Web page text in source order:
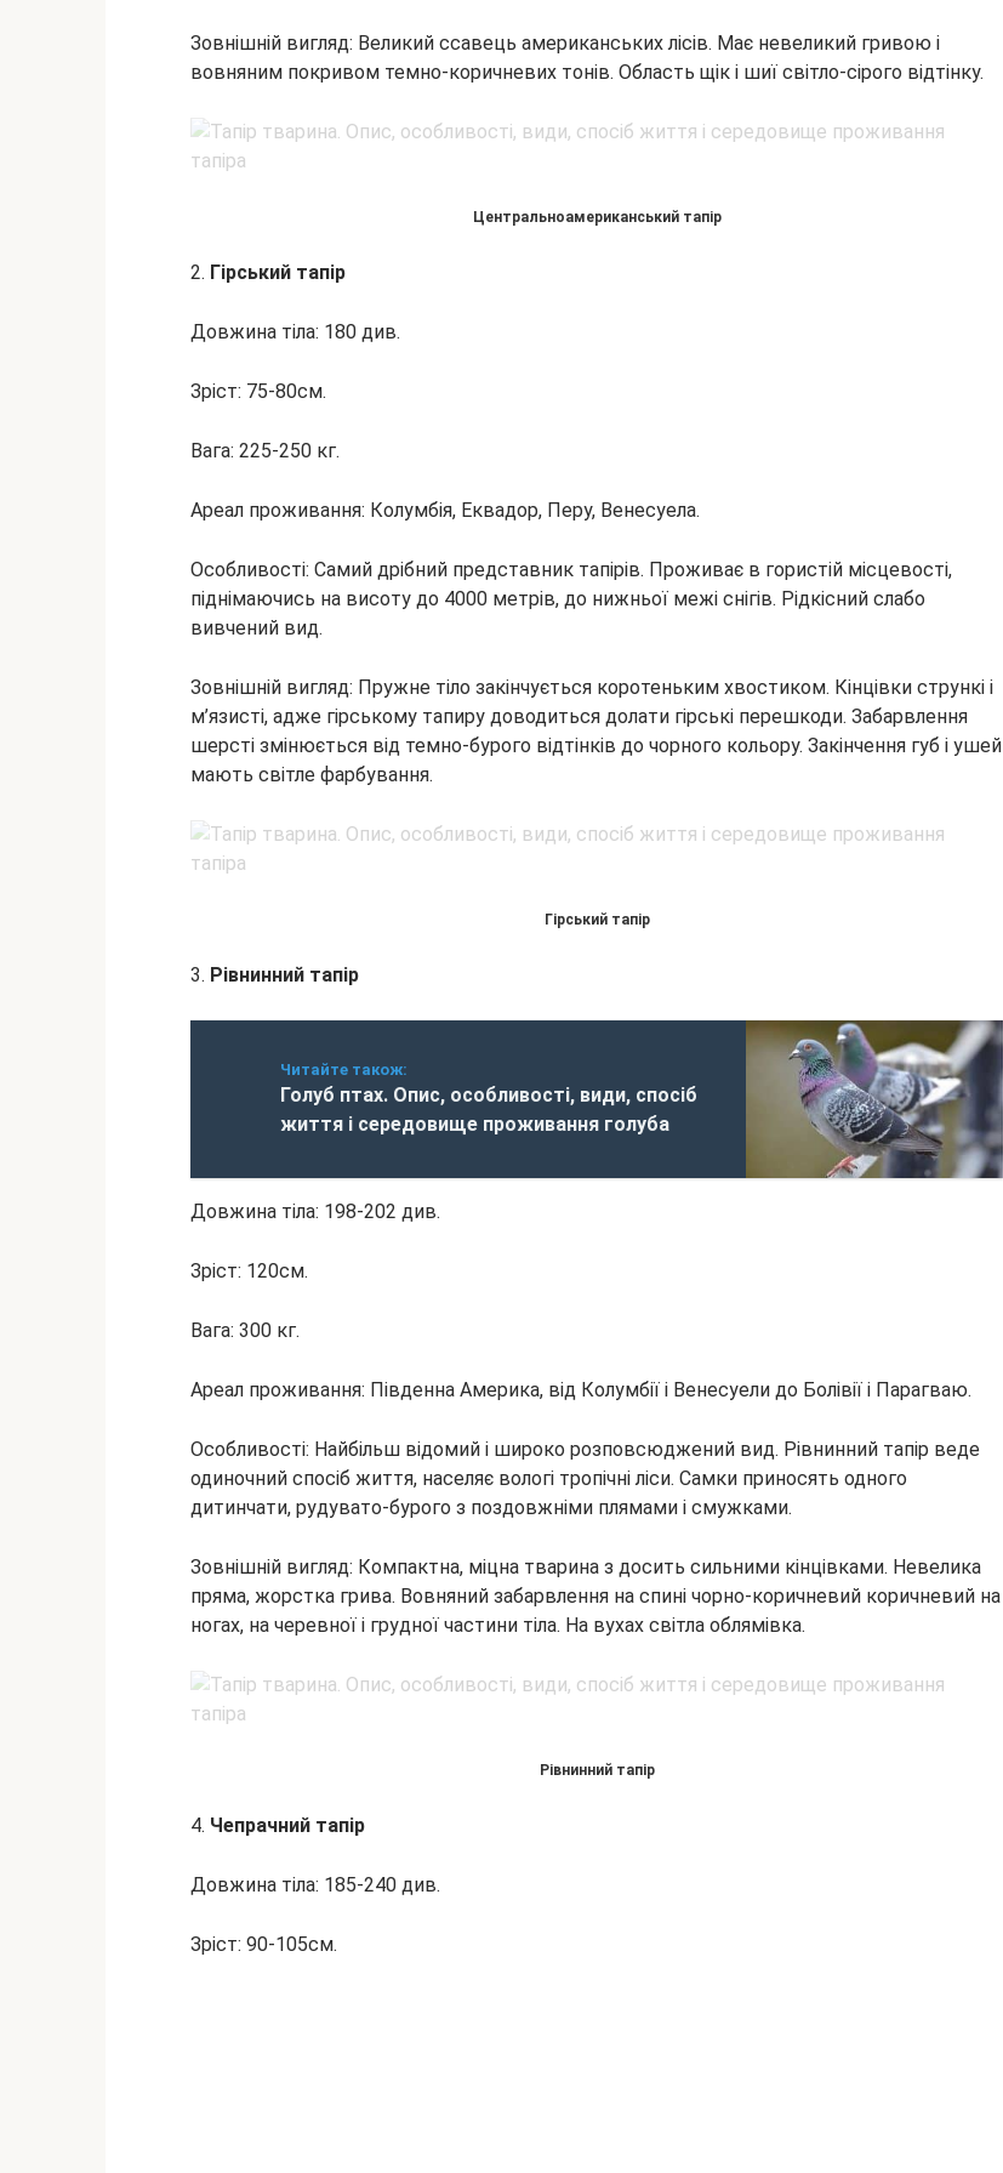
Зовнішній вигляд: Великий ссавець американських лісів. Має невеликий гривою і
вовняним покривом темно-коричневих тонів. Область щік і шиї світло-сірого відтінку.
Центральноамериканський тапір
2. Гірський тапір
Довжина тіла: 180 див.
Зріст: 75-80см.
Вага: 225-250 кг.
Ареал проживання: Колумбія, Еквадор, Перу, Венесуела.
Особливості: Самий дрібний представник тапірів. Проживає в гористій місцевості,
піднімаючись на висоту до 4000 метрів, до нижньої межі снігів. Рідкісний слабо
вивчений вид.
Зовнішній вигляд: Пружне тіло закінчується коротеньким хвостиком. Кінцівки стрункі і
м’язисті, адже гірському тапиру доводиться долати гірські перешкоди. Забарвлення
шерсті змінюється від темно-бурого відтінків до чорного кольору. Закінчення губ і ушей
мають світле фарбування.
Гірський тапір
3. Рівнинний тапір
Читайте також:
Голуб птах. Опис, особливості, види, спосіб
життя і середовище проживання голуба
Довжина тіла: 198-202 див.
Зріст: 120см.
Вага: 300 кг.
Ареал проживання: Південна Америка, від Колумбії і Венесуели до Болівії і Парагваю.
Особливості: Найбільш відомий і широко розповсюджений вид. Рівнинний тапір веде
одиночний спосіб життя, населяє вологі тропічні ліси. Самки приносять одного
дитинчати, рудувато-бурого з поздовжніми плямами і смужками.
Зовнішній вигляд: Компактна, міцна тварина з досить сильними кінцівками. Невелика
пряма, жорстка грива. Вовняний забарвлення на спині чорно-коричневий коричневий на
ногах, на черевної і грудної частини тіла. На вухах світла облямівка.
Рівнинний тапір
4. Чепрачний тапір
Довжина тіла: 185-240 див.
Зріст: 90-105см.